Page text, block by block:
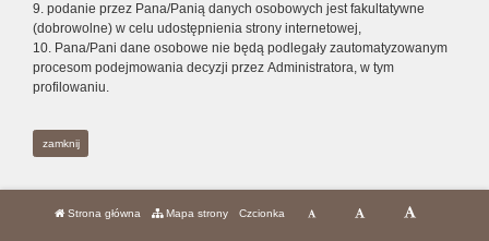
9. podanie przez Pana/Panią danych osobowych jest fakultatywne
(dobrowolne) w celu udostępnienia strony internetowej,
10. Pana/Pani dane osobowe nie będą podlegały zautomatyzowanym
procesom podejmowania decyzji przez Administratora, w tym
profilowaniu.
zamknij
Strona główna Mapa strony Czcionka